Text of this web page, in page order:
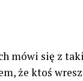
mówi się z
że ktoś